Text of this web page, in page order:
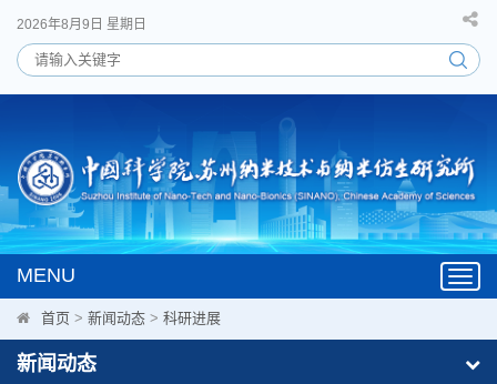
2026年8月9日 星期日
MENU
首页 > 新闻动态 > 科研进展
新闻动态